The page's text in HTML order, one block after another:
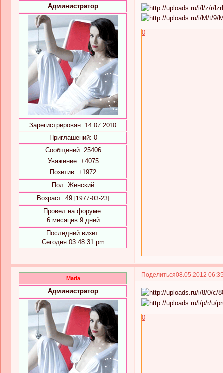
Администратор
Зарегистрирован: 14.07.2010
Приглашений: 0
Сообщений: 25406
Уважение: +4075
Позитив: +1972
Пол: Женский
Возраст: 49 [1977-03-23]
Провел на форуме:
6 месяцев 9 дней
Последний визит:
Сегодня 03:48:31 pm
0
Поделиться08.05.2012
Maria
Администратор
0